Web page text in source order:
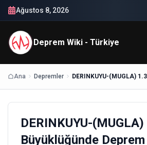
Ağustos 8, 2026
Deprem Wiki - Türkiye
Ana Depremler DERINKUYU-(MUGLA)
DERINKUYU-
Büyüklüğünde Deprem